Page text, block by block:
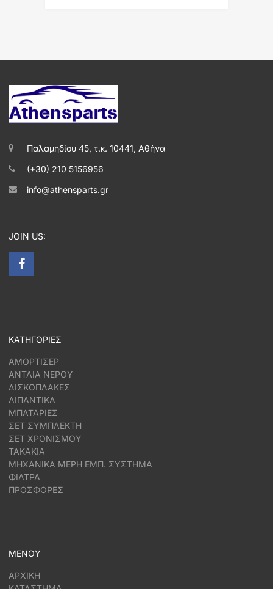
Παλαμηδίου 45, τ.κ. 10441, Αθήνα
(+30) 210 5156956
info@athensparts.gr
JOIN US:
ΚΑΤΗΓΟΡΙΕΣ
ΑΜΟΡΤΙΣΕΡ
ΑΝΤΛΙΑ ΝΕΡΟΥ
ΔΙΣΚΟΠΛΑΚΕΣ
ΛΙΠΑΝΤΙΚΑ
ΜΠΑΤΑΡΙΕΣ
ΣΕΤ ΣΥΜΠΛΕΚΤΗ
ΣΕΤ ΧΡΟΝΙΣΜΟΥ
ΤΑΚΑΚΙΑ
ΜΗΧΑΝΙΚΑ ΜΕΡΗ ΕΜΠ. ΣΥΣΤΗΜΑ
ΦΙΛΤΡΑ
ΠΡΟΣΦΟΡΕΣ
ΜΕΝΟΥ
ΑΡΧΙΚΗ